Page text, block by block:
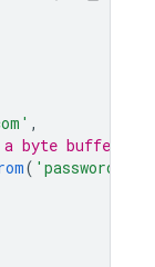
,
byte buffer.
( 'password-